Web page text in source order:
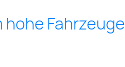
hohe Fahrzeuge